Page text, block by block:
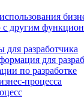
с другим
для разработчика
для
по разработке
процесса